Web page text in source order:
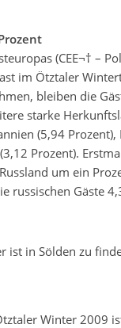
(CEE¬† –
im Ötztaler
bleiben die
starke
(5,94 Prozent),
Prozent).
um ein
russischen Gäste
ist in Sölden zu
Winter 2009